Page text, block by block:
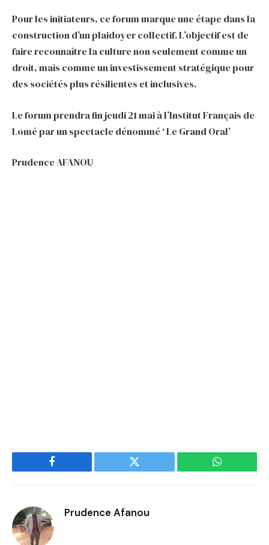
Pour les initiateurs, ce forum marque une étape dans la
construction d’un plaidoyer collectif. L’objectif est de
faire reconnaître la culture non seulement comme un
droit, mais comme un investissement stratégique pour
des sociétés plus résilientes et inclusives.
Le forum prendra fin jeudi 21 mai à l’Institut Français de
Lomé par un spectacle dénommé ‘ Le Grand Oral’
Prudence AFANOU
Facebook Twitter WhatsApp
Prudence Afanou